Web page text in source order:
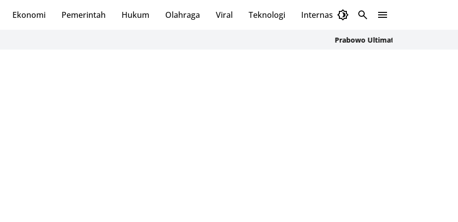
Ekonomi Pemerintah Hukum Olahraga Viral Teknologi Internasional
Prabowo Ultimatum Kepala Daerah Soal